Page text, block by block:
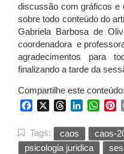
discussão com gráficos e
sobre todo conteúdo do
Gabriela Barbosa de
coordenadora e
agradecimentos para
finalizando a tarde da
Compartilhe este conteúdo:
FacebookThreadsLinkedIn
Tags: caos caos-
psicologia juridica